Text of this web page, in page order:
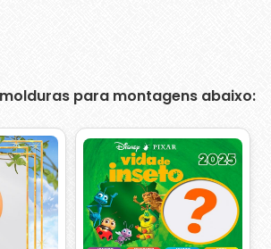
para montagens abaixo: